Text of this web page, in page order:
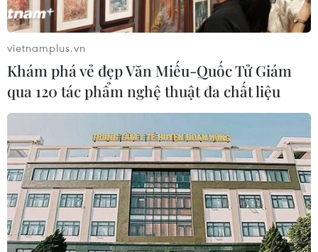
vietnamplus.vn
Khám phá vẻ đẹp Văn Miếu-Quốc Tử Giám
qua 120 tác phẩm nghệ thuật đa chất liệu